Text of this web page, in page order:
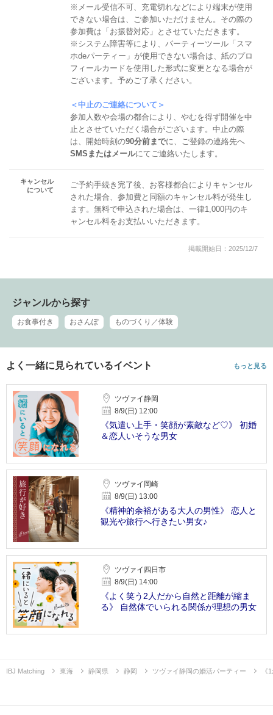
※メール受信不可、充電切れなどにより端末が使用
できない場合は、ご参加いただけません。その際の
参加費は「お振替対応」とさせていただきます。
※システム障害等により、パーティーツール「スマ
ホdeパーティー」が使用できない場合は、紙のプロ
フィールカードを使用した形式に変更となる場合が
ございます。予めご了承ください。
＜中止のご連絡について＞
参加人数や会場の都合により、やむを得ず開催を中
止とさせていただく場合がございます。中止の際
は、開始時刻の90分前までに、ご登録の連絡先へ
SMSまたはメールにてご連絡いたします。
キャンセル
について
ご予約手続き完了後、お客様都合によりキャンセル
された場合、参加費と同額のキャンセル料が発生し
ます。無料で申込された場合は、一律1,000円のキ
ャンセル料をお支払いいただきます。
掲載開始日：2025/12/7
ジャンルから探す
お食事付き おさんぽ ものづくり／体験
よく一緒に見られているイベント もっと見る
ツヴァイ静岡
8/9(日) 12:00
《気遣い上手・笑顔が素敵など♡》 初婚
＆恋人いそうな男女
ツヴァイ岡崎
8/9(日) 13:00
《精神的余裕がある大人の男性》 恋人と
観光や旅行へ行きたい男女♪
ツヴァイ四日市
8/9(日) 14:00
《よく笑う2人だから自然と距離が縮ま
る》 自然体でいられる関係が理想の男女
IBJ Matching 東海 静岡県 静岡 ツヴァイ静岡の婚活パーティー 《